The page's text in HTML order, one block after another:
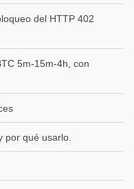
del HTTP 402
5m-15m-4h, con
por qué usarlo.